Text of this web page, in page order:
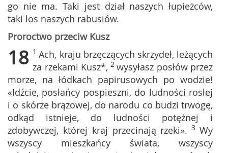
go nie ma. Taki jest dział naszych łupieżców,
taki los naszych rabusiów.
Proroctwo przeciw Kusz
18 1 Ach, kraju brzęczących skrzydeł, leżących
za rzekami Kusz*, 2wysyłasz posłów przez
morze, na łódkach papirusowych po wodzie!
«Idźcie, posłańcy pospieszni, do ludności rosłej
i o skórze brązowej, do narodu co budzi trwogę,
odkąd istnieje, do ludności potężnej i
zdobywczej, której kraj przecinają rzeki». 3Wy
wszyscy mieszkańcy świata, wszyscy